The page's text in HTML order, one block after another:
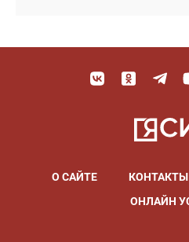
О САЙТЕ КОНТАКТЫ
ОНЛАЙН